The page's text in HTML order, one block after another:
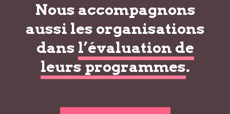
Nous accompagnons
aussi les organisations
dans l’évaluation de
leurs programmes.